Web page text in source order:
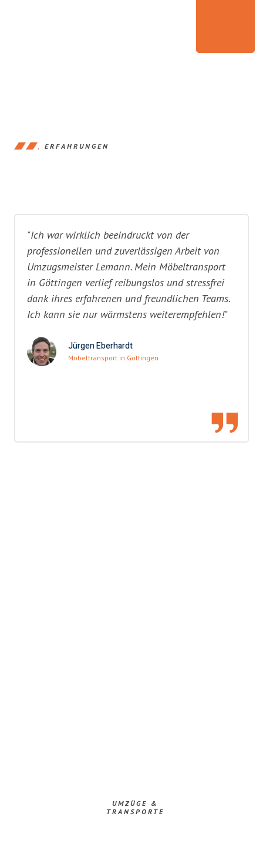
ERFAHRUNGEN
"Ich war wirklich beeindruckt von der
professionellen und zuverlässigen Arbeit von
Umzugsmeister Lemann. Mein Möbeltransport
in Göttingen verlief reibungslos und stressfrei
dank ihres erfahrenen und freundlichen Teams.
Ich kann sie nur wärmstens weiterempfehlen!"
Jürgen Eberhardt
Möbeltransport in Göttingen
UMZÜGE &
TRANSPORTE